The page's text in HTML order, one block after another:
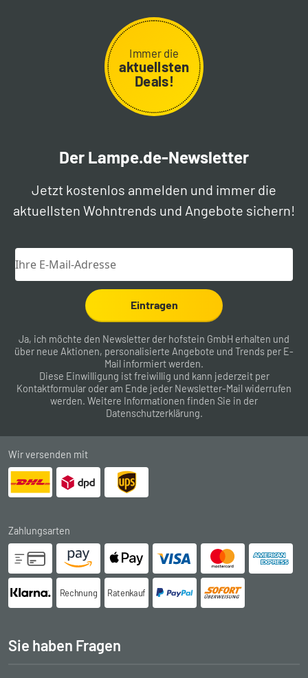
Immer die
aktuellsten
Deals!
Der Lampe.de-Newsletter
Jetzt kostenlos anmelden und immer die
aktuellsten Wohntrends und Angebote sichern!
Eintragen
Ja, ich möchte den Newsletter der hofstein GmbH erhalten und
über neue Aktionen, personalisierte Angebote und Trends per E-
Mail informiert werden.
Diese Einwilligung ist freiwillig und kann jederzeit per
Kontaktformular oder am Ende jeder Newsletter-Mail widerrufen
werden. Weitere Informationen finden Sie in der
Datenschutzerklärung.
Wir versenden mit
Zahlungsarten
Rechnung Ratenkauf
Sie haben Fragen